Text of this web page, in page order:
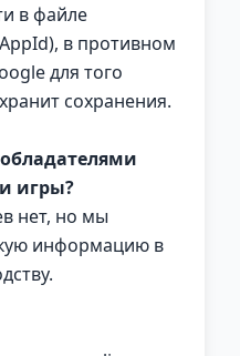
в файле
в противном
для того
сохранения.
игры?
нет, но мы
информацию в